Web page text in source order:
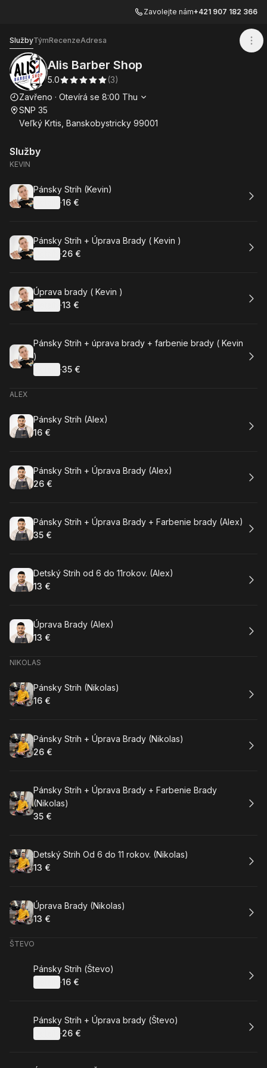
Zavolejte nám+421 907 182 366
SlužbyTýmRecenzeAdresa
Alis Barber Shop
5.0 (3)
Otevírací doba
Zavřeno · Otevírá se 8:00 Thu
SNP 35
Veľký Krtis, Banskobystricky 99001
Služby
KEVIN
Rezervovat
Pánsky Strih (Kevin)
·
.Cena
16 €
Rezervovat
Pánsky Strih + Úprava Brady ( Kevin )
·
.Cena
26 €
Rezervovat
Úprava brady ( Kevin )
·
.Cena
13 €
Rezervovat
Pánsky Strih + úprava brady + farbenie brady ( Kevin
)
·
.Cena
35 €
ALEX
Rezervovat
Pánsky Strih (Alex)
.Cena
16 €
Rezervovat
Pánsky Strih + Úprava Brady (Alex)
.Cena
26 €
Rezervovat
Pánsky Strih + Úprava Brady + Farbenie brady (Alex)
.Cena
35 €
Rezervovat
Detský Strih od 6 do 11rokov. (Alex)
.Cena
13 €
Rezervovat
Úprava Brady (Alex)
.Cena
13 €
NIKOLAS
Rezervovat
Pánsky Strih (Nikolas)
.Cena
16 €
Rezervovat
Pánsky Strih + Úprava Brady (Nikolas)
.Cena
26 €
Rezervovat
Pánsky Strih + Úprava Brady + Farbenie Brady
(Nikolas)
.Cena
35 €
Rezervovat
Detský Strih Od 6 do 11 rokov. (Nikolas)
.Cena
13 €
Rezervovat
Úprava Brady (Nikolas)
.Cena
13 €
ŠTEVO
Rezervovat
Pánsky Strih (Števo)
·
.Cena
16 €
Rezervovat
Pánsky Strih + Úprava brady (Števo)
·
.Cena
26 €